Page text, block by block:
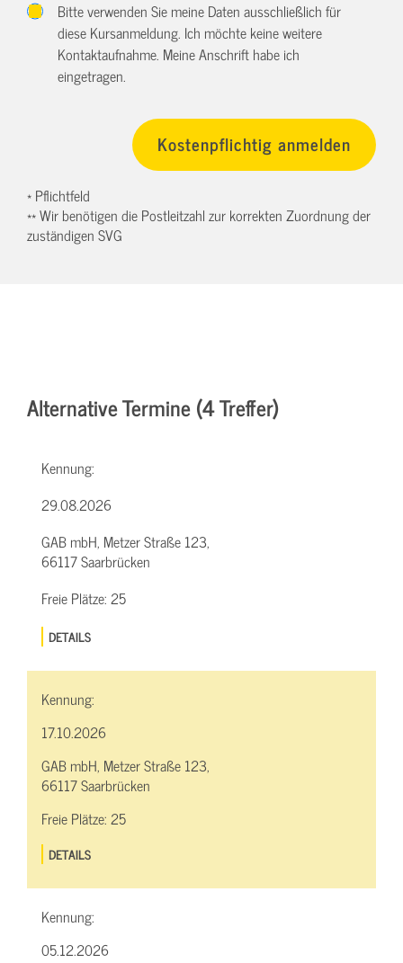
Bitte verwenden Sie meine Daten ausschließlich für
diese Kursanmeldung. Ich möchte keine weitere
Kontaktaufnahme. Meine Anschrift habe ich
eingetragen.
* Pflichtfeld
** Wir benötigen die Postleitzahl zur korrekten Zuordnung der
zuständigen SVG
Alternative Termine (4 Treffer)
Kennung:
29.08.2026
GAB mbH, Metzer Straße 123,
66117 Saarbrücken
Freie Plätze:25
DETAILS
Kennung:
17.10.2026
GAB mbH, Metzer Straße 123,
66117 Saarbrücken
Freie Plätze:25
DETAILS
Kennung:
05.12.2026